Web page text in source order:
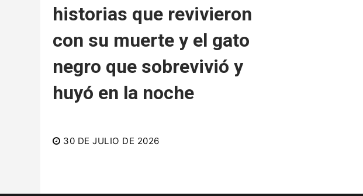
historias que revivieron
con su muerte y el gato
negro que sobrevivió y
huyó en la noche
30 DE JULIO DE 2026